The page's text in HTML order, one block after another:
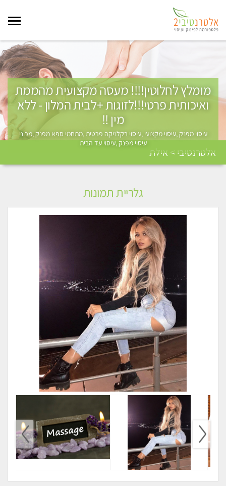
מומלץ לחלוטין!!!! מעסה מקצועית מהממת
ואיכותית פרטי!!!לזוגות +לבית המלון - ללא
מין !!
עיסוי מפנק ,עיסוי מקצועי ,עיסוי בקלניקה פרטית ,מתחמי ספא מפנק ,מכוני
עיסוי מפנק ,עיסוי עד הבית
אלטרנטיבי > אילת
גלריית תמונות